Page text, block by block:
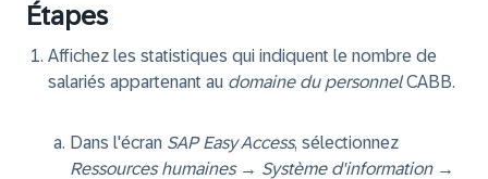
Étapes
Affichez les statistiques qui indiquent le nombre de
salariés appartenant au domaine du personnelCABB.
Dans l'écran SAP Easy Access, sélectionnez
Ressources humaines → Système d'information →